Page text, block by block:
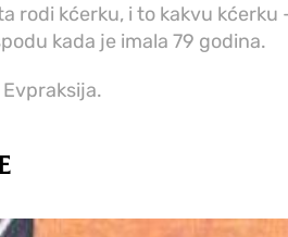
rodi kćerku, i to kakvu kćerku
kada je imala 79 godina.